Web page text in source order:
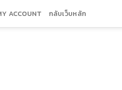
ACCOUNT กลับเว็บหลัก